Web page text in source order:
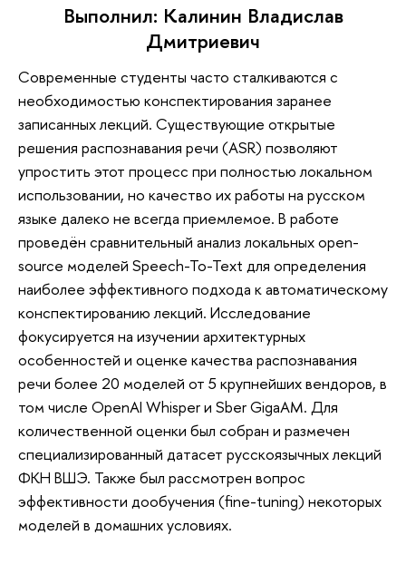
Выполнил: Калинин Владислав
Дмитриевич
Современные студенты часто сталкиваются с
необходимостью конспектирования заранее
записанных лекций. Существующие открытые
решения распознавания речи (ASR) позволяют
упростить этот процесс при полностью локальном
использовании, но качество их работы на русском
языке далеко не всегда приемлемое. В работе
проведён сравнительный анализ локальных open-
source моделей Speech-To-Text для определения
наиболее эффективного подхода к автоматическому
конспектированию лекций. Исследование
фокусируется на изучении архитектурных
особенностей и оценке качества распознавания
речи более 20 моделей от 5 крупнейших вендоров, в
том числе OpenAI Whisper и Sber GigaAM. Для
количественной оценки был собран и размечен
специализированный датасет русскоязычных лекций
ФКН ВШЭ. Также был рассмотрен вопрос
эффективности дообучения (fine-tuning) некоторых
моделей в домашних условиях.